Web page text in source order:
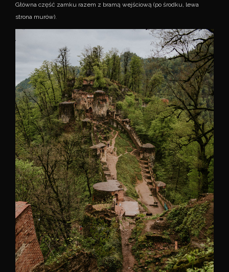
Główna część zamku razem z bramą wejściową (po środku, lewa
strona murów).